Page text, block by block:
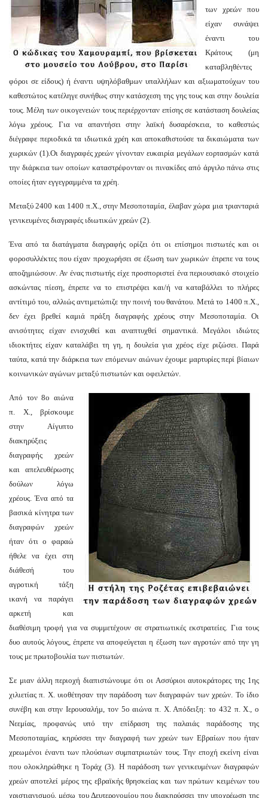
των χρεών που
είχαν συνάψει
έναντι του
Κράτους (μη
καταβληθέντες
φόροι σε είδους) ή έναντι υψηλόβαθμων υπαλλήλων και αξιωματούχων του
καθεστώτος κατέληγε συνήθως στην κατάσχεση της γης τους και στην δουλεία
τους.Μέλη των οικογενειών τους περιέρχονταν επίσης σε κατάσταση δουλείας
λόγω χρέους. Για να απαντήσει στην λαϊκή δυσαρέσκεια, το καθεστώς
διέγραφε περιοδικά τα ιδιωτικά χρέη και αποκαθιστούσε τα δικαιώματα των
χωρικών (1). Οι διαγραφές χρεών γίνονταν ευκαιρία μεγάλων εορτασμών κατά
την διάρκεια των οποίων καταστρέφονταν οι πινακίδες από άργιλο πάνω στις
οποίες ήταν εγγεγραμμένα τα χρέη.
Μεταξύ 2400 και 1400 π.Χ., στην Μεσοποταμία, έλαβαν χώρα μια τριανταριά
γενικευμένες διαγραφές ιδιωτικών χρεών (2).
Ένα από τα διατάγματα διαγραφής ορίζει ότι οι επίσημοι πιστωτές και οι
φοροσυλλέκτες που είχαν προχωρήσει σε έξωση των χωρικών έπρεπε να τους
αποζημιώσουν. Αν ένας πιστωτής είχε προσποριστεί ένα περιουσιακό στοιχείο
ασκώντας πίεση, έπρεπε να το επιστρέψει και/ή να καταβάλλει το πλήρες
αντίτιμό του, αλλιώς αντιμετώπιζε την ποινή του θανάτου. Μετά το 1400 π.Χ.,
δεν έχει βρεθεί καμιά πράξη διαγραφής χρέους στην Μεσοποταμία. Οι
ανισότητες είχαν ενισχυθεί και αναπτυχθεί σημαντικά. Μεγάλοι ιδιώτες
ιδιοκτήτες είχαν καταλάβει τη γη, η δουλεία για χρέος είχε ριζώσει. Παρά
ταύτα, κατά την διάρκεια των επόμενων αιώνων έχουμε μαρτυρίες περί βίαιων
κοινωνικών αγώνων μεταξύ πιστωτών και οφειλετών.
Από τον 8ο αιώνα
π. Χ., βρίσκουμε
στην Αίγυπτο
διακηρύξεις
διαγραφής χρεών
και απελευθέρωσης
δούλων λόγω
χρέους. Ένα από τα
βασικά κίνητρα των
διαγραφών χρεών
ήταν ότι ο φαραώ
ήθελε να έχει στη
διάθεσή του
αγροτική τάξη
ικανή να παράγει
αρκετή και
διαθέσιμη τροφή για να συμμετέχουν σε στρατιωτικές εκστρατείες. Για τους
δυο αυτούς λόγους, έπρεπε να αποφεύγεται η έξωση των αγροτών από την γη
τους με πρωτοβουλία των πιστωτών.
Σε μιαν άλλη περιοχή διαπιστώνουμε ότι οι Ασσύριοι αυτοκράτορες της 1ης
χιλιετίας π. Χ. υιοθέτησαν την παράδοση των διαγραφών των χρεών. Το ίδιο
συνέβη και στην Ιερουσαλήμ, τον 5ο αιώνα π. Χ. Απόδειξη: το 432 π. Χ., ο
Νεεμίας, προφανώς υπό την επίδραση της παλαιάς παράδοσης της
Μεσοποταμίας, κηρύσσει την διαγραφή των χρεών των Εβραίων που ήταν
χρεωμένοι έναντι των πλούσιων συμπατριωτών τους. Την εποχή εκείνη είναι
που ολοκληρώθηκε η Τοράχ (3). Η παράδοση των γενικευμένων διαγραφών
χρεών αποτελεί μέρος της εβραϊκής θρησκείας και των πρώτων κειμένων του
χριστιανισμού, μέσω του Δευτερονομίου που διακηρύσσει την υποχρέωση της